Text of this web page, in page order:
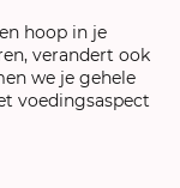
hoop in je
verandert ook
we je gehele
voedingsaspect